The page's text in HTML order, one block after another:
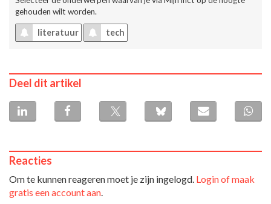
gehouden wilt worden.
literatuur tech
Deel dit artikel
Reacties
Om te kunnen reageren moet je zijn ingelogd. Login of maak
gratis een account aan